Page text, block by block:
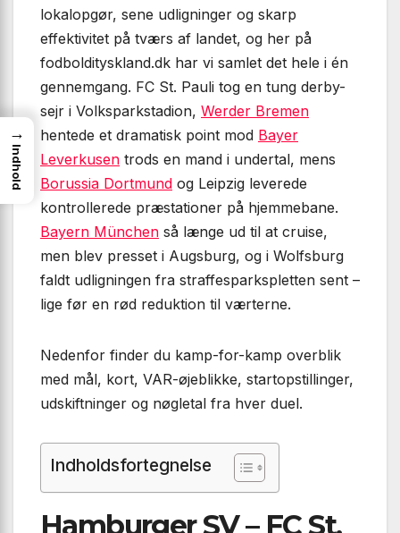
lokalopgør, sene udligninger og skarp
effektivitet på tværs af landet, og her på
fodboldityskland.dk har vi samlet det hele i én
gennemgang. FC St. Pauli tog en tung derby-
sejr i Volksparkstadion, Werder Bremen
hentede et dramatisk point mod Bayer
Leverkusen trods en mand i undertal, mens
Borussia Dortmund og Leipzig leverede
kontrollerede præstationer på hjemmebane.
Bayern München så længe ud til at cruise,
men blev presset i Augsburg, og i Wolfsburg
faldt udligningen fra straffesparkspletten sent –
lige før en rød reduktion til værterne.
Nedenfor finder du kamp-for-kamp overblik
med mål, kort, VAR-øjeblikke, startopstillinger,
udskiftninger og nøgletal fra hver duel.
Indholdsfortegnelse
Hamburger SV – FC St.
→
Indhold